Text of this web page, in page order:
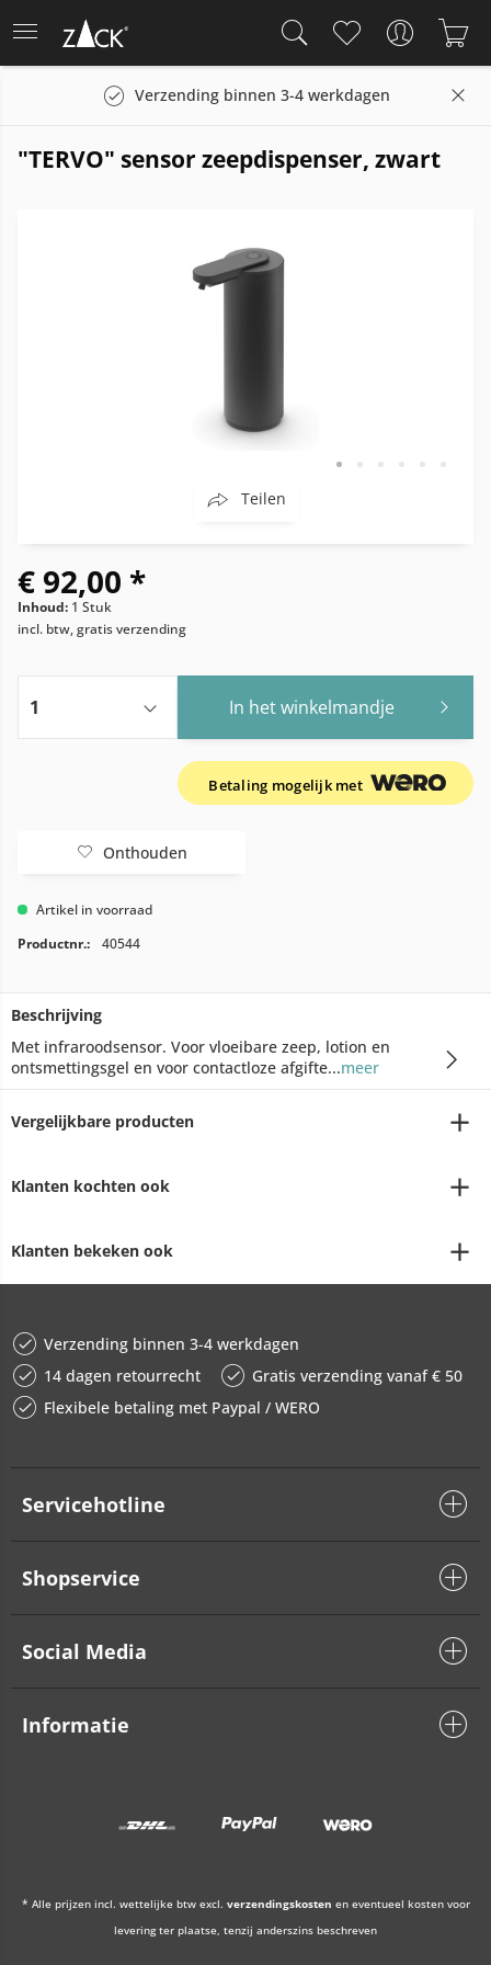
Verzending binnen 3-4 werkdagen
"TERVO" sensor zeepdispenser, zwart
Teilen
€ 92,00 *
Inhoud: 1 Stuk
incl. btw, gratis verzending
In het winkelmandje
Betaling mogelijk met
Onthouden
Artikel in voorraad
Productnr.:
40544
Beschrijving
Met infraroodsensor. Voor vloeibare zeep, lotion en
ontsmettingsgel en voor contactloze afgifte...meer
Vergelijkbare producten
Klanten kochten ook
Klanten bekeken ook
Verzending binnen 3-4 werkdagen
14 dagen retourrecht
Gratis verzending vanaf € 50
Flexibele betaling met Paypal / WERO
Servicehotline
Shopservice
Social Media
Informatie
* Alle prijzen incl. wettelijke btw excl. verzendingskosten en eventueel kosten voor
levering ter plaatse, tenzij anderszins beschreven